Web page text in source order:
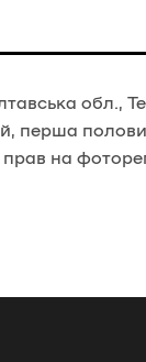
обл.,
перша
на